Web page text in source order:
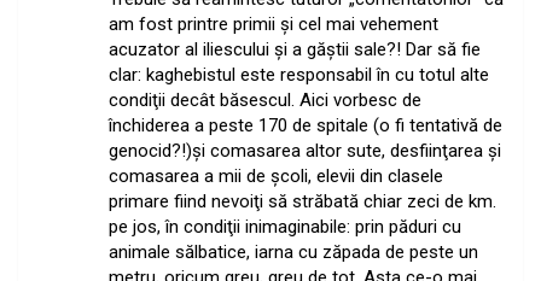
am fost printre primii şi cel mai vehement
acuzator al iliescului şi a găştii sale?! Dar să fie
clar: kaghebistul este responsabil în cu totul alte
condiţii decât băsescul. Aici vorbesc de
închiderea a peste 170 de spitale (o fi tentativă de
genocid?!)şi comasarea altor sute, desfiinţarea şi
comasarea a mii de şcoli, elevii din clasele
primare fiind nevoiţi să străbată chiar zeci de km.
pe jos, în condiţii inimaginabile: prin păduri cu
animale sălbatice, iarna cu zăpada de peste un